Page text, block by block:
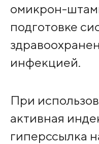
омикрон-
подготовке
инфекцией.
При
активная
гиперссылка